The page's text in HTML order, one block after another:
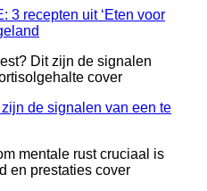
3 recepten uit ‘Eten voor
de signalen van een te